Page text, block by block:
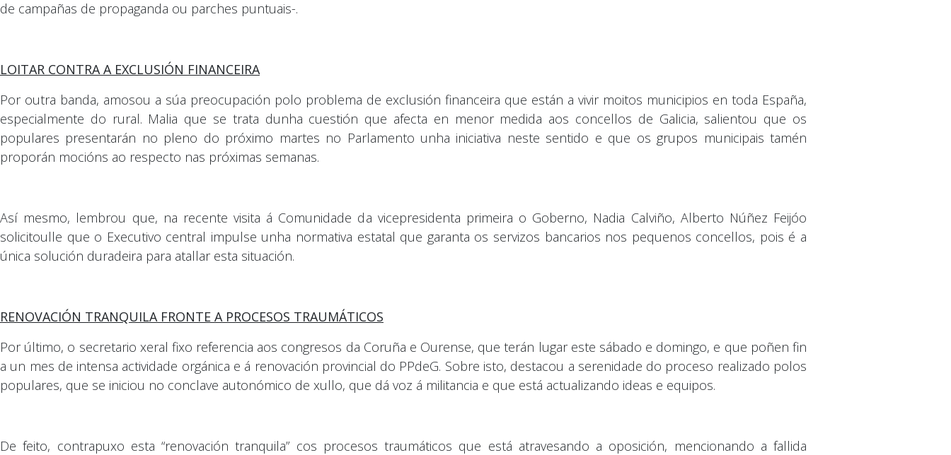
de campañas de propaganda ou parches puntuais-.
LOITAR CONTRA A EXCLUSIÓN FINANCEIRA
Por outra banda, amosou a súa preocupación polo problema de exclusión financeira que están a vivir moitos municipios en toda España,
especialmente do rural. Malia que se trata dunha cuestión que afecta en menor medida aos concellos de Galicia, salientou que os
populares presentarán no pleno do próximo martes no Parlamento unha iniciativa neste sentido e que os grupos municipais tamén
proporán mocións ao respecto nas próximas semanas.
Así mesmo, lembrou que, na recente visita á Comunidade da vicepresidenta primeira o Goberno, Nadia Calviño, Alberto Núñez Feijóo
solicitoulle que o Executivo central impulse unha normativa estatal que garanta os servizos bancarios nos pequenos concellos, pois é a
única solución duradeira para atallar esta situación.
RENOVACIÓN TRANQUILA FRONTE A PROCESOS TRAUMÁTICOS
Por último, o secretario xeral fixo referencia aos congresos da Coruña e Ourense, que terán lugar este sábado e domingo, e que poñen fin
a un mes de intensa actividade orgánica e á renovación provincial do PPdeG. Sobre isto, destacou a serenidade do proceso realizado polos
populares, que se iniciou no conclave autonómico de xullo, que dá voz á militancia e que está actualizando ideas e equipos.
De feito, contrapuxo esta “renovación tranquila” cos procesos traumáticos que está atravesando a oposición, mencionando a fallida